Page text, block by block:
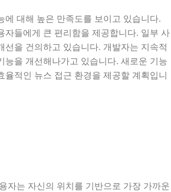
대해 높은 만족도를 보이고 있습니다.
들에게 큰 편리함을 제공합니다. 일부 사
을 건의하고 있습니다. 개발자는 지속적
을 개선해나가고 있습니다. 새로운 기능
적인 뉴스 접근 환경을 제공할 계획입니
자는 자신의 위치를 기반으로 가장 가까운